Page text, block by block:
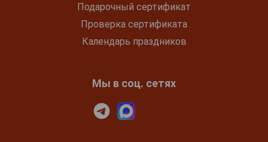
Подарочный сертификат
Проверка сертификата
Календарь праздников
Мы в соц. сетях